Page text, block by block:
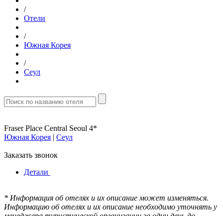
/
Отели
/
Южная Корея
/
Сеул
Fraser Place Central Seoul 4*
Южная Корея | Сеул
Заказать звонок
Детали
* Информация об отелях и их описание может изменяться.
Информацию об отелях и их описание необходимо уточнять у